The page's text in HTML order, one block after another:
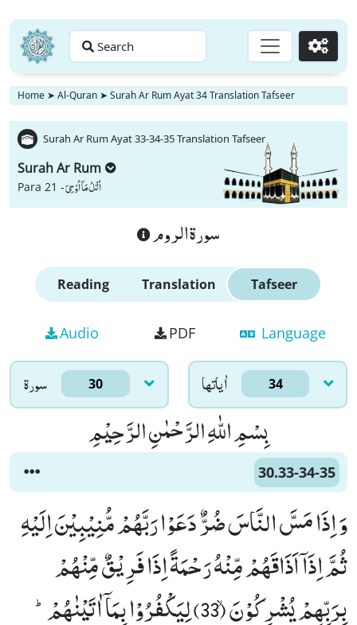
Search Go
Home ➤ Al-Quran ➤ Surah Ar Rum Ayat 34 Translation Tafseer
Surah Ar Rum Ayat 33-34-35 Translation Tafseer
Surah Ar Rum
Para 21 -اُتْلُ مَاۤ اُوْحِیَ
سورة الروم
Reading Translation Tafseer
Audio PDF Language
سورۃ 30 اٰياتها 34
بِسْمِ اللّٰهِ الرَّحْمٰنِ الرَّحِیْمِ
30.33-34-35
وَ اِذَا مَسَّ النَّاسَ ضُرٌّ دَعَوْا رَبَّهُمْ مُّنِیْبِیْنَ اِلَیْهِ
ثُمَّ اِذَاۤ اَذَاقَهُمْ مِّنْهُ رَحْمَةً اِذَا فَرِیْقٌ مِّنْهُمْ
بِرَبِّهِمْ یُشْرِكُوْنَۙ (33) لِیَكْفُرُوْا بِمَاۤ اٰتَیْنٰهُمْؕ-